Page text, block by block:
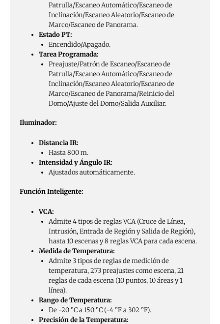
Patrulla/Escaneo Automático/Escaneo de
Inclinación/Escaneo Aleatorio/Escaneo de
Marco/Escaneo de Panorama.
Estado PT:
Encendido/Apagado.
Tarea Programada:
Preajuste/Patrón de Escaneo/Escaneo de
Patrulla/Escaneo Automático/Escaneo de
Inclinación/Escaneo Aleatorio/Escaneo de
Marco/Escaneo de Panorama/Reinicio del
Domo/Ajuste del Domo/Salida Auxiliar.
Iluminador:
Distancia IR:
Hasta 800 m.
Intensidad y Ángulo IR:
Ajustados automáticamente.
Función Inteligente:
VCA:
Admite 4 tipos de reglas VCA (Cruce de Línea,
Intrusión, Entrada de Región y Salida de Región),
hasta 10 escenas y 8 reglas VCA para cada escena.
Medida de Temperatura:
Admite 3 tipos de reglas de medición de
temperatura, 273 preajustes como escena, 21
reglas de cada escena (10 puntos, 10 áreas y 1
línea).
Rango de Temperatura:
De -20 °C a 150 °C (-4 °F a 302 °F).
Precisión de la Temperatura: